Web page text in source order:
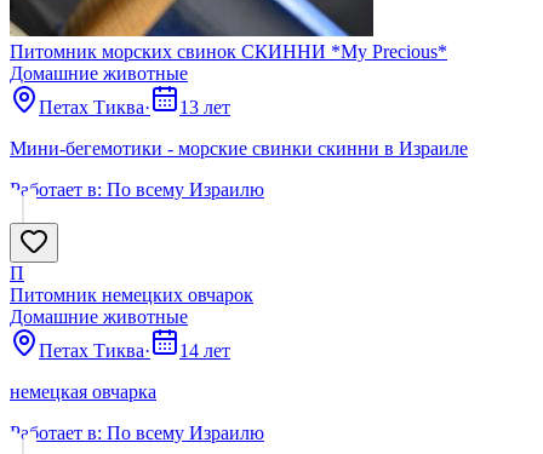
Питомник морских свинок СКИННИ *My Precious*
Домашние животные
Петах Тиква·
13 лет
Мини-бегемотики - морские свинки скинни в Израиле
Работает в: По всему Израилю
П
Питомник немецких овчарок
Домашние животные
Петах Тиква·
14 лет
немецкая овчарка
Работает в: По всему Израилю